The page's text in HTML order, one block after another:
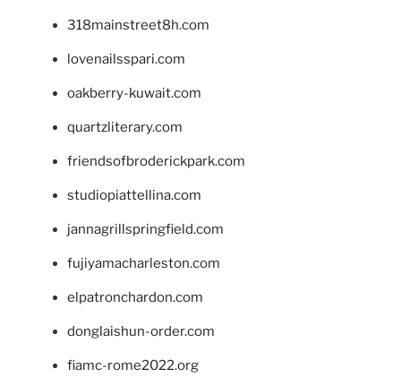
318mainstreet8h.com
lovenailsspari.com
oakberry-kuwait.com
quartzliterary.com
friendsofbroderickpark.com
studiopiattellina.com
jannagrillspringfield.com
fujiyamacharleston.com
elpatronchardon.com
donglaishun-order.com
fiamc-rome2022.org